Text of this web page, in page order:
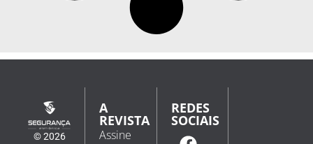
© 2026
A
REVISTA
Assine
REDES
SOCIAIS